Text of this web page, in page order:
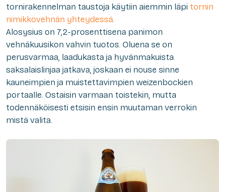
tornirakennelman taustoja käytiin aiemmin läpi tornin
nimikkovehnän yhteydessä.
Alosysius on 7,2-prosenttisena panimon
vehnäkuusikon vahvin tuotos. Oluena se on
perusvarmaa, laadukasta ja hyvänmakuista
saksalaislinjaa jatkava, joskaan ei nouse sinne
kauneimpien ja muistettavimpien weizenbockien
portaalle. Ostaisin varmaan toistekin, mutta
todennäköisesti etsisin ensin muutaman verrokin
mistä valita.